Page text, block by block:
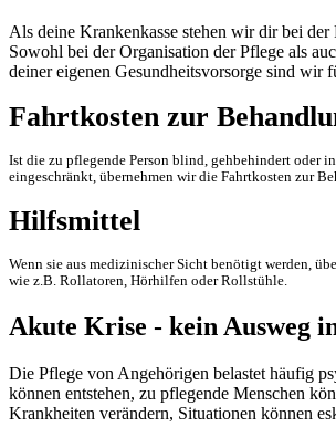
Als deine Krankenkasse stehen wir dir bei der
Sowohl bei der Organisation der Pflege als
deiner eigenen Gesundheitsvorsorge sind wir
Fahrtkosten zur
Ist die zu pflegende Person blind, gehbehindert oder
eingeschränkt, übernehmen wir die Fahrtkosten zur
Hilfsmittel
Wenn sie aus medizinischer Sicht benötigt werden,
wie z.B. Rollatoren, Hörhilfen oder Rollstühle.
Akute Krise - kein Ausweg
Die Pflege von Angehörigen belastet häufig
können entstehen, zu pflegende Menschen
Krankheiten verändern, Situationen können